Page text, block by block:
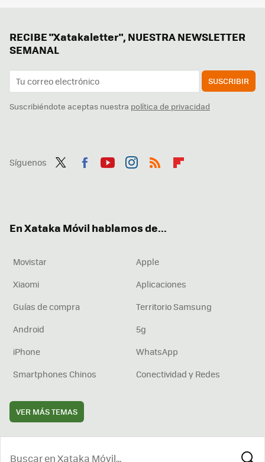
RECIBE "Xatakaletter", NUESTRA NEWSLETTER
SEMANAL
SUSCRIBIR
Suscribiéndote aceptas nuestra política de privacidad
Síguenos
En Xataka Móvil hablamos de...
Movistar
Apple
Xiaomi
Aplicaciones
Guías de compra
Territorio Samsung
Android
5g
iPhone
WhatsApp
Smartphones Chinos
Conectividad y Redes
VER MÁS TEMAS